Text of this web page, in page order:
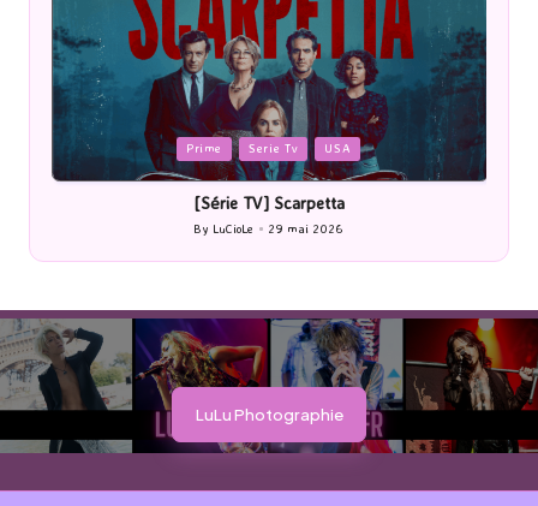
Posted
in
Prime Serie Tv USA
[Série TV] Scarpetta
Posted
by
By LuCioLe 29 mai 2026
LuLu Photographie